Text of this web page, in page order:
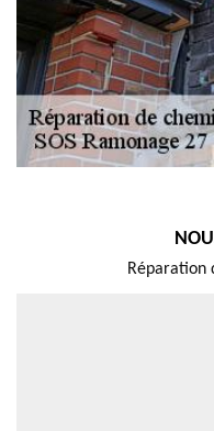
Réparation